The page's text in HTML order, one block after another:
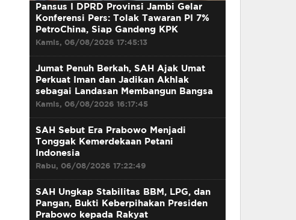
Pansus I DPRD Provinsi Jambi Gelar
Konferensi Pers: Tolak Tawaran PI 7%
PetroChina, Siap Gandeng KPK
Kamis, 06/08/2026 17:45:13
Jumat Penuh Berkah, SAH Ajak Umat
Perkuat Iman dan Jadikan Akhlak
sebagai Landasan Membangun Bangsa
Kamis, 06/08/2026 16:17:45
SAH Sebut Era Prabowo Menjadi
Tonggak Kemerdekaan Petani
Indonesia
Rabu, 06/08/2026 17:22:49
SAH Ungkap Stabilitas BBM, LPG, dan
Pangan, Bukti Keberpihakan Presiden
Prabowo kepada Rakyat